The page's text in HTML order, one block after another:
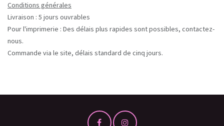
Conditions générales
Livraison : 5 jours ouvrables
Pour l'imprimerie : Des délais plus rapides sont possibles, contactez-
nous.
Commande via le site, délais standard de cinq jours.